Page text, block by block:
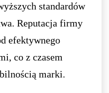
standardów
Reputacja firmy
efektywnego
co z czasem
marki.